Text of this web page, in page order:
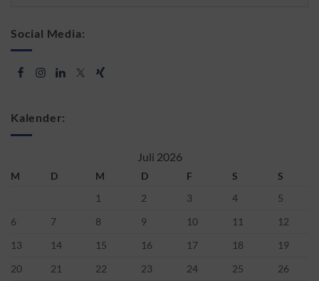
Social Media:
Kalender:
Juli 2026
M D M D F S
S
1
2 3 4
5
6
7 8 9 10 11
12
13
14 15 16 17 18
19
20
21 22 23 24 25
26